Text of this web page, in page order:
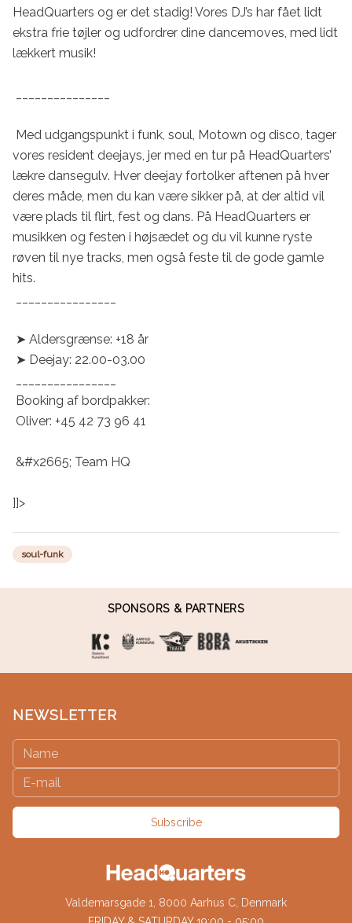
HeadQuarters og er det stadig! Vores DJ’s har fået lidt
ekstra frie tøjler og udfordrer dine dancemoves, med lidt
lækkert musik!
vores resident deejays, jer med en tur på HeadQuarters’
lækre dansegulv. Hver deejay fortolker aftenen på hver
deres måde, men du kan være sikker på, at der altid vil
være plads til flirt, fest og dans. På HeadQuarters er
musikken og festen i højsædet og du vil kunne ryste
røven til nye tracks, men også feste til de gode gamle
hits.
]]>
soul-funk
SPONSORS & PARTNERS
NEWSLETTER
Subscribe
Valdemarsgade 1, 8000 Aarhus C, Denmark